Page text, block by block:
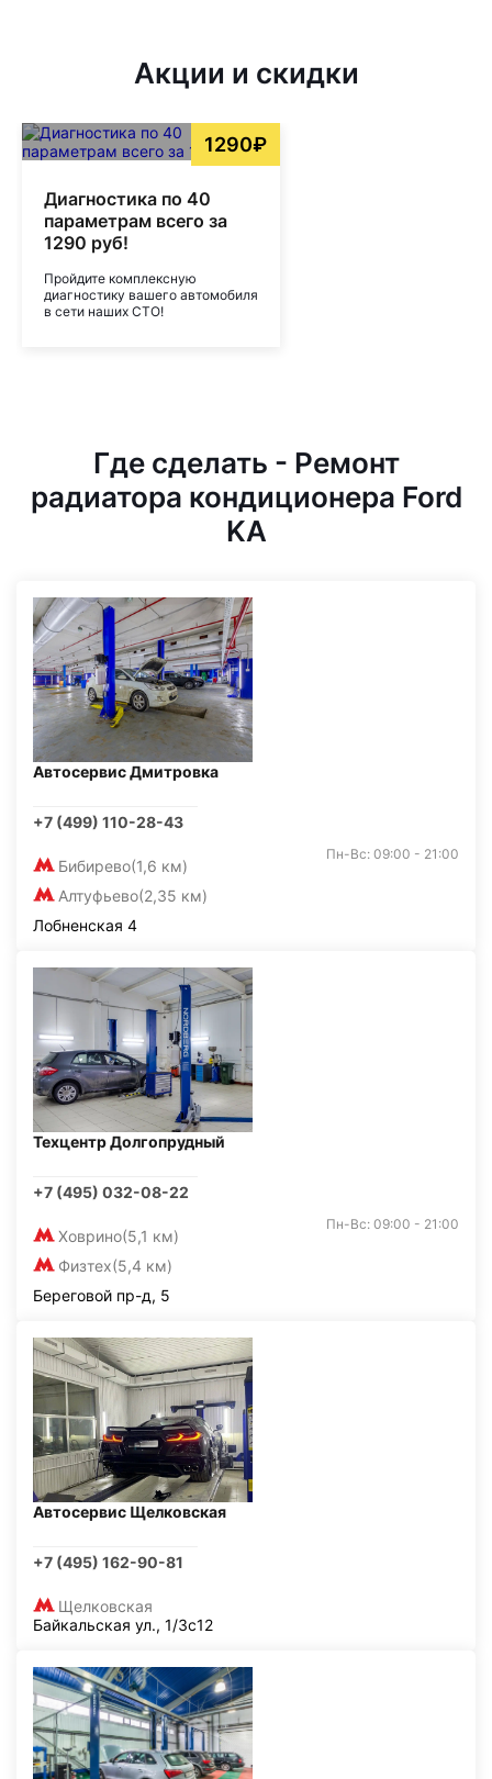
Акции и скидки
1290₽
Диагностика по 40
параметрам всего за
1290 руб!
Пройдите комплексную
диагностику вашего автомобиля
в сети наших СТО!
Где сделать - Ремонт
радиатора кондиционера Ford
KA
Автосервис Дмитровка
+7 (499) 110-28-43
Бибирево(1,6 км)
Алтуфьево(2,35 км)
Пн-Вс: 09:00 - 21:00
Лобненская 4
Техцентр Долгопрудный
+7 (495) 032-08-22
Ховрино(5,1 км)
Физтех(5,4 км)
Пн-Вс: 09:00 - 21:00
Береговой пр-д, 5
Автосервис Щелковская
+7 (495) 162-90-81
Щелковская
Байкальская ул., 1/3с12